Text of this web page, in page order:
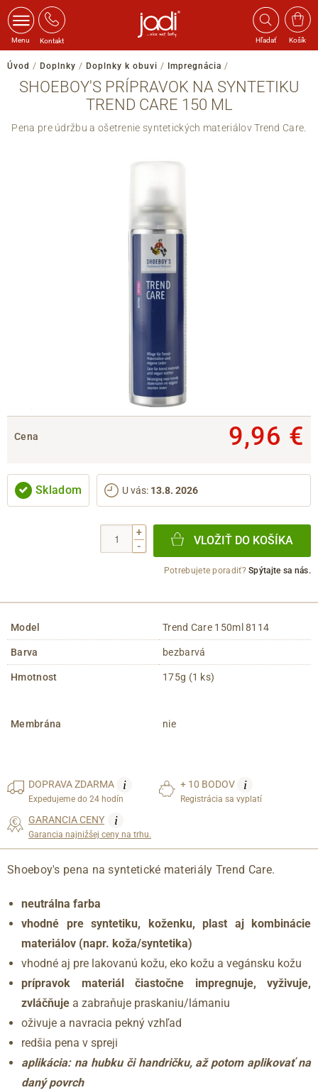
Menu Kontakt Hľadať Košík
Úvod / Doplnky / Doplnky k obuvi / Impregnácia /
SHOEBOY'S PRÍPRAVOK NA SYNTETIKU
TREND CARE 150 ML
Pena pre údržbu a ošetrenie syntetických materiálov Trend Care.
Cena 9,96 €
Skladom U vás: 13.8. 2026
+
-
VLOŽIŤ DO KOŠÍKA
Potrebujete poradiť?Spýtajte sa nás.
Model Trend Care 150ml 8114
Barva bezbarvá
Hmotnost 175g (1 ks)
Membrána nie
DOPRAVAZDARMA i
Expedujeme do 24 hodín
+ 10 BODOV i
Registrácia sa vyplatí
GARANCIA CENY i
Garancia najnižšej ceny na trhu.
Shoeboy's pena na syntetické materiály Trend Care.
neutrálna farba
vhodné pre syntetiku, koženku, plast aj kombinácie
materiálov (napr. koža/syntetika)
vhodné aj pre lakovanú kožu, eko kožu a vegánsku kožu
prípravok materiál čiastočne impregnuje, vyživuje,
zvláčňuje a zabraňuje praskaniu/lámaniu
oživuje a navracia pekný vzhľad
redšia pena v spreji
aplikácia: na hubku či handričku, až potom aplikovať na
daný povrch